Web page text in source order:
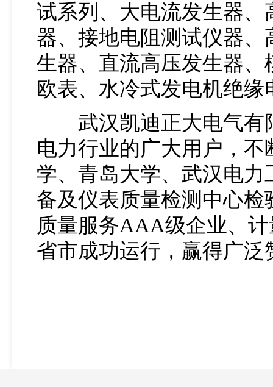
试系列、大电流发生器
器、接地电阻测试仪器
生器、直流高压发生器、
欧表、水冷式发电机绝缘
武汉凯迪正大电气有限
电力行业的广大用户，
学、青岛大学、武汉电
备及仪表质量检测中心检
质量服务AAA级企业、
省市成功运行，赢得广泛